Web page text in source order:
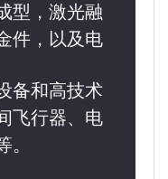
型，激光融
件，以及电
备和高技术
飞行器、电
。